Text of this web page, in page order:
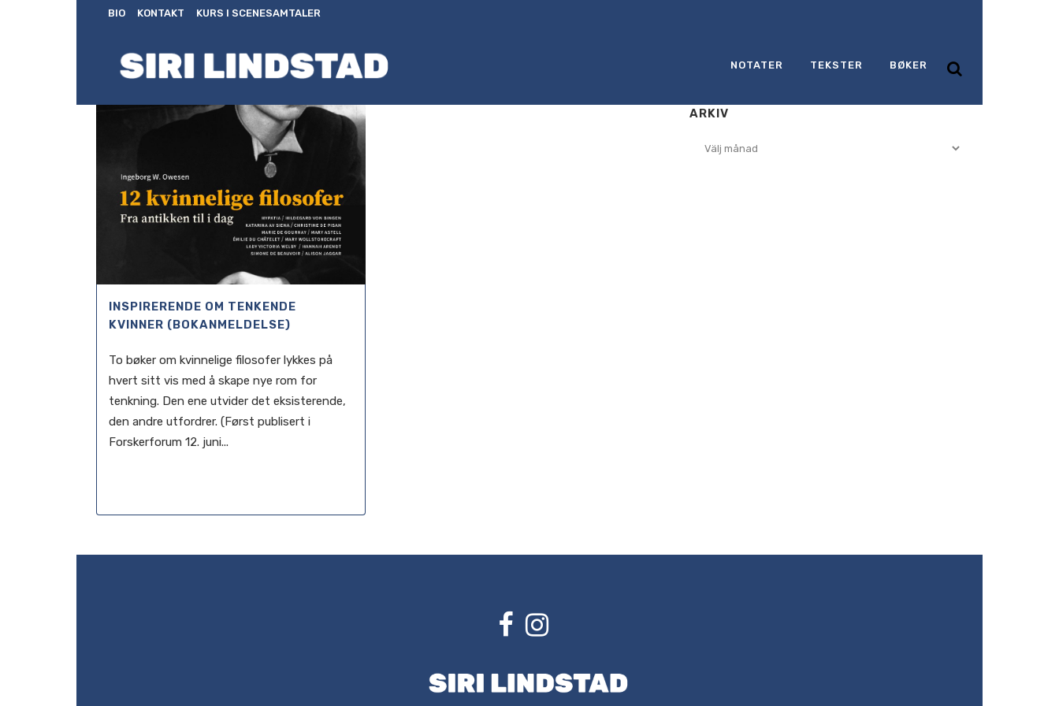
BIO KONTAKT KURS I SCENESAMTALER
NOTATER TEKSTER BØKER
INSPIRERENDE OM TENKENDE
KVINNER (BOKANMELDELSE)
To bøker om kvinnelige filosofer lykkes på
hvert sitt vis med å skape nye rom for
tenkning. Den ene utvider det eksisterende,
den andre utfordrer. (Først publisert i
Forskerforum 12. juni...
ARKIV
Arkiv